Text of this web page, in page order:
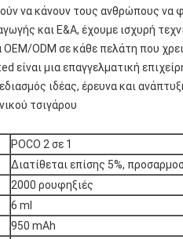
να κάνουν τους ανθρώπους να
και Ε&Α, έχουμε ισχυρή
ODM σε κάθε πελάτη που
είναι μια επαγγελματική
ιδέας, έρευνα και
τσιγάρου
POCO 2 σε 1
Διατίθεται επίσης 5%,
2000 ρουφηξιές
6 ml
950 mAh